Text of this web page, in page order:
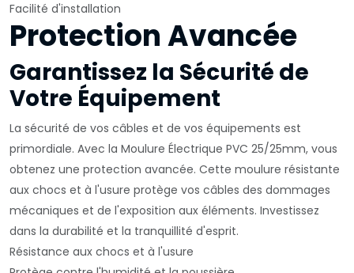
Facilité d'installation
Protection Avancée
Garantissez la Sécurité de
Votre Équipement
La sécurité de vos câbles et de vos équipements est
primordiale. Avec la Moulure Électrique PVC 25/25mm, vous
obtenez une protection avancée. Cette moulure résistante
aux chocs et à l'usure protège vos câbles des dommages
mécaniques et de l'exposition aux éléments. Investissez
dans la durabilité et la tranquillité d'esprit.
Résistance aux chocs et à l'usure